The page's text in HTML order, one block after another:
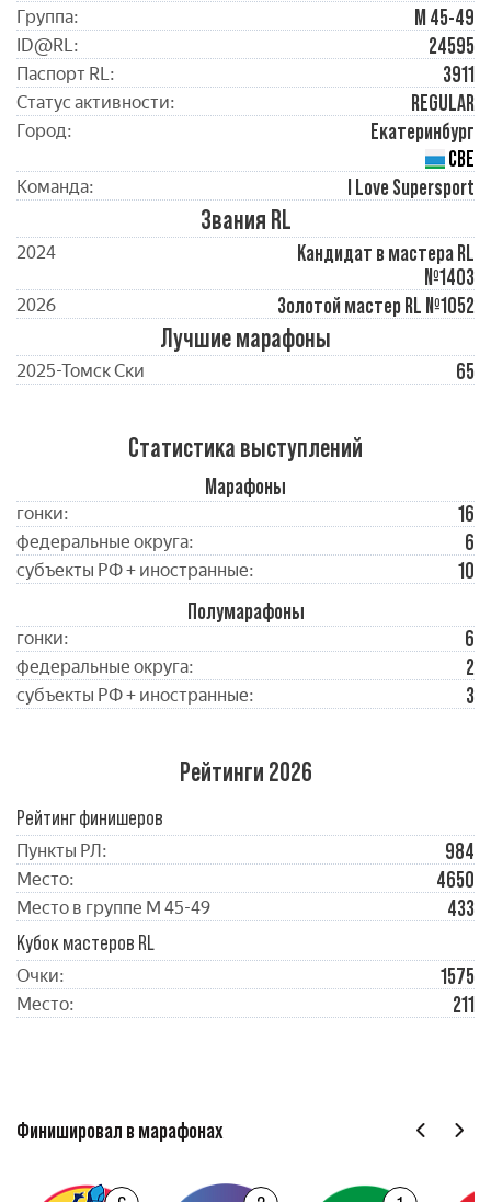
Группа: М 45-49
ID@RL: 24595
Паспорт RL: 3911
Статус активности: REGULAR
Город:
Екатеринбург
СВЕ
Команда: I Love Supersport
Звания RL
2024
Кандидат в мастера RL
№1403
2026 Золотой мастер RL №1052
Лучшие марафоны
2025-Томск Ски 65
Статистика выступлений
Марафоны
гонки: 16
федеральные округа: 6
субъекты РФ + иностранные:
10
Полумарафоны
гонки: 6
федеральные округа: 2
субъекты РФ + иностранные: 3
Рейтинги 2026
Рейтинг финишеров
Пункты РЛ: 984
Место: 4650
Место в группе М 45-49
433
Кубок мастеров RL
Очки: 1575
Место: 211
Финишировал в марафонах